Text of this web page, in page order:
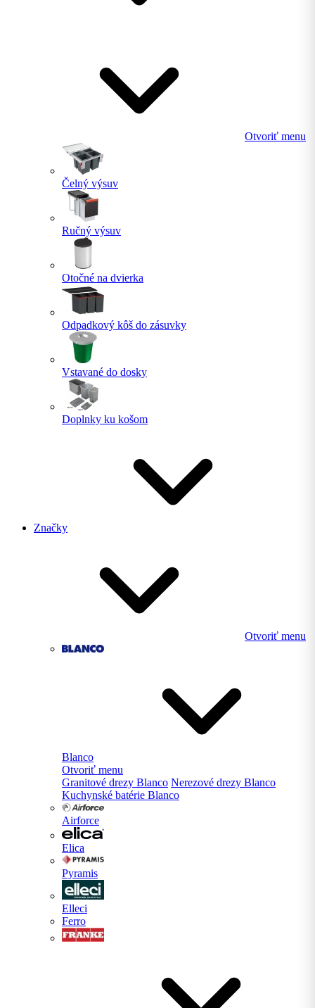
Otvoriť menu
Čelný výsuv
Ručný výsuv
Otočné na dvierka
Odpadkový kôš do zásuvky
Vstavané do dosky
Doplnky ku košom
Značky
Otvoriť menu
Blanco
Otvoriť menu
Granitové drezy Blanco Nerezové drezy Blanco
Kuchynské batérie Blanco
Airforce
Elica
Pyramis
Elleci
Ferro